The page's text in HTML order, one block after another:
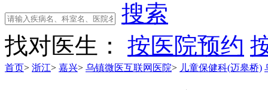
搜索
找对医生：
按医院预约
首页> 浙江> 嘉兴> 乌镇微医互联网医院> 儿童保健科(迈皋桥)